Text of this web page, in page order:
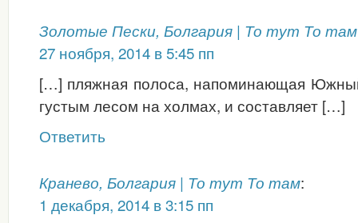
Золотые Пески, Болгария | То тут То там
27 ноября, 2014 в 5:45 пп
[…] пляжная полоса, напоминающая
густым лесом на холмах, и составляет […]
Ответить
Кранево, Болгария | То тут То там:
1 декабря, 2014 в 3:15 пп